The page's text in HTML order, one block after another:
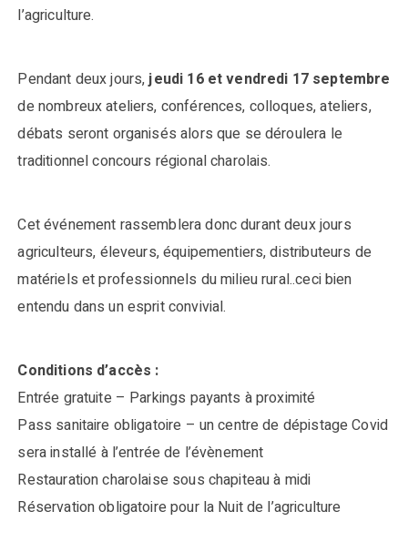
l’agriculture.
Pendant deux jours,jeudi 16 et vendredi 17 septembre
de nombreux ateliers, conférences, colloques, ateliers,
débats seront organisés alors que se déroulera le
traditionnel concours régional charolais.
Cet événement rassemblera donc durant deux jours
agriculteurs, éleveurs, équipementiers, distributeurs de
matériels et professionnels du milieu rural..ceci bien
entendu dans un esprit convivial.
Conditions d’accès :
Entrée gratuite – Parkings payants à proximité
Pass sanitaire obligatoire – un centre de dépistage Covid
sera installé à l’entrée de l’évènement
Restauration charolaise sous chapiteau à midi
Réservation obligatoire pour la Nuit de l’agriculture